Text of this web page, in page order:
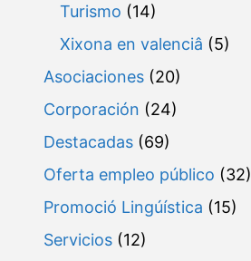
Turismo (14)
Xixona en valenciâ (5)
Asociaciones (20)
Corporación (24)
Destacadas (69)
Oferta empleo público (32)
Promoció Lingúística (15)
Servicios (12)